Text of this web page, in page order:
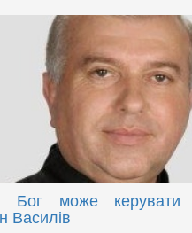
Бог може
Василів